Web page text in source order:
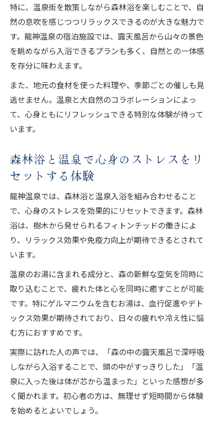
特に、温泉街を散策しながら森林浴を楽しむことで、自
然の息吹を感じつつリラックスできるのが大きな魅力で
す。龍神温泉の宿泊施設では、露天風呂から山々の景色
を眺めながら入浴できるプランも多く、自然との一体感
を存分に味わえます。
また、地元の食材を使った料理や、季節ごとの催しも見
逃せません。温泉と大自然のコラボレーションによっ
て、心身ともにリフレッシュできる特別な体験が待って
います。
森林浴と温泉で心身のストレスをリ
セットする体験
龍神温泉では、森林浴と温泉入浴を組み合わせること
で、心身のストレスを効果的にリセットできます。森林
浴は、樹木から発せられるフィトンチッドの働きによ
り、リラックス効果や免疫力向上が期待できるとされて
います。
温泉のお湯に含まれる成分と、森の新鮮な空気を同時に
取り込むことで、疲れた体と心を同時に癒すことが可能
です。特にゲルマニウムを含むお湯は、血行促進やデト
ックス効果が期待されており、日々の疲れや冷え性に悩
む方におすすめです。
実際に訪れた人の声では、「森の中の露天風呂で深呼吸
しながら入浴することで、頭の中がすっきりした」「温
泉に入った後は体が芯から温まった」といった感想が多
く聞かれます。初心者の方は、無理せず短時間から体験
を始めるとよいでしょう。